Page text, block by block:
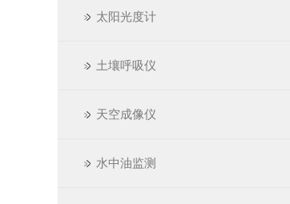
太阳光度计
土壤呼吸仪
天空成像仪
水中油监测